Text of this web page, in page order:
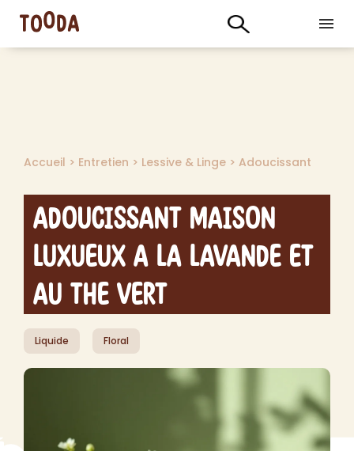
Accueil > Entretien > Lessive & Linge > Adoucissant
Adoucissant Maison
Luxueux a la Lavande et
au The Vert
Liquide Floral